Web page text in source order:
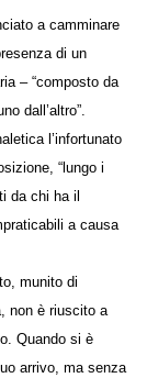
in modo da
a
in arrivo la
linea ferroviaria
di distanza l’uno
da
dei binari,
quanto erano
munito di